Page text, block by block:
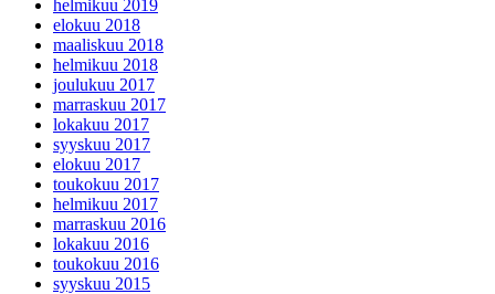
helmikuu 2019
elokuu 2018
maaliskuu 2018
helmikuu 2018
joulukuu 2017
marraskuu 2017
lokakuu 2017
syyskuu 2017
elokuu 2017
toukokuu 2017
helmikuu 2017
marraskuu 2016
lokakuu 2016
toukokuu 2016
syyskuu 2015